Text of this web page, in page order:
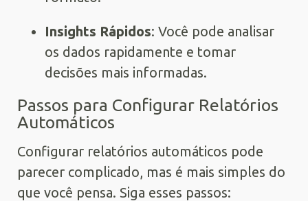
Insights Rápidos: Você pode analisar
os dados rapidamente e tomar
decisões mais informadas.
Passos para Configurar Relatórios
Automáticos
Configurar relatórios automáticos pode
parecer complicado, mas é mais simples do
que você pensa. Siga esses passos: